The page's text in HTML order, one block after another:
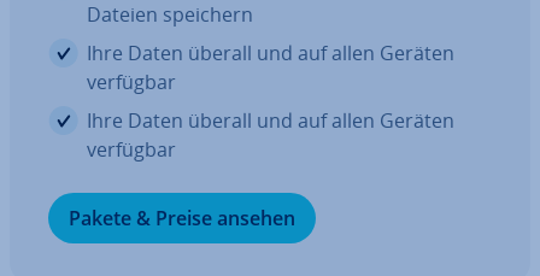
Dateien speichern
Ihre Daten überall und auf allen Geräten
verfügbar
Ihre Daten überall und auf allen Geräten
verfügbar
Pakete & Preise ansehen